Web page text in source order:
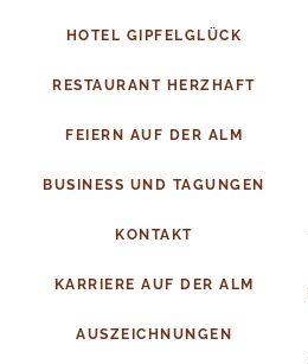
HOTEL GIPFELGLÜCK
RESTAURANT HERZHAFT
FEIERN AUF DER ALM
BUSINESS UND TAGUNGEN
KONTAKT
KARRIERE AUF DER ALM
AUSZEICHNUNGEN